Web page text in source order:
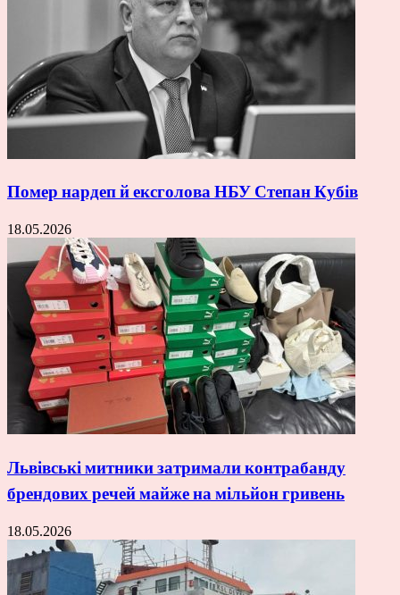
Помер нардеп й ексголова НБУ Степан Кубів
18.05.2026
Львівські митники затримали контрабанду
брендових речей майже на мільйон гривень
18.05.2026